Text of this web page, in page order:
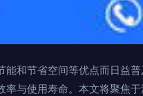
和节省空间等优点而日益
与使用寿命。本文将聚焦